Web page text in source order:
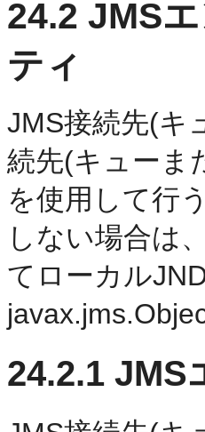
24.2 JMS
ティ
JMS接続先(キ
続先(キューま
を使用して行
しない場合は
てローカル
24.2.1 JMS